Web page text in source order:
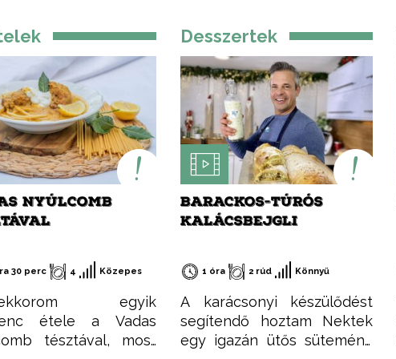
NYÚLCOMB
30 perc 4 Közepes
egyik
étele a Vadas
tésztával, most
Desszertek
BARACKOS-TÚRÓS
KALÁCSBEJGLI
1 óra 2 rúd Könnyű
A karácsonyi készülődést
segítendő hoztam Nektek
egy igazán ütős sütemény